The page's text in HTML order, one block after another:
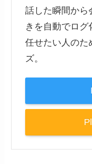
話した瞬間から
きを自動でロ
任せたい人のた
ズ。